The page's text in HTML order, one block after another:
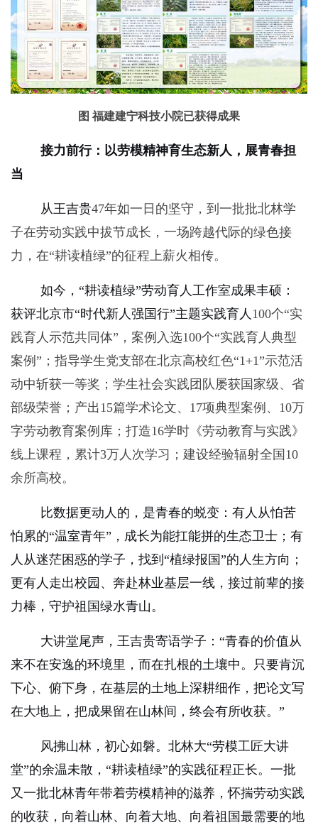
图 福建建宁科技小院已获得成果
接力前行：以劳模精神育生态新人，展青春担
当
从王吉贵47年如一日的坚守，到一批批北林学
子在劳动实践中拔节成长，一场跨越代际的绿色接
力，在“耕读植绿”的征程上薪火相传。
如今，“耕读植绿”劳动育人工作室成果丰硕：
获评北京市“时代新人强国行”主题实践育人 100个“实
践育人示范共同体”，案例入选100个“实践育人典型
案例”；指导学生党支部在北京高校红色“1+1”示范活
动中斩获一等奖；学生社会实践团队屡获国家级、省
部级荣誉；产出15篇学术论文、 17项典型案例、 10万
字劳动教育案例库；打造16学时《劳动教育与实践》
线上课程，累计3万人次学习；建设经验辐射全国 10
余所高校。
比数据更动人的，是青春的蜕变：有人从怕苦
怕累的“温室青年”，成长为能扛能拼的生态卫士；有
人从迷茫困惑的学子，找到“植绿报国”的人生方向；
更有人走出校园、奔赴林业基层一线，接过前辈的接
力棒，守护祖国绿水青山。
大讲堂尾声，王吉贵寄语学子：“青春的价值从
来不在安逸的环境里，而在扎根的土壤中。只要肯沉
下心、俯下身，在基层的土地上深耕细作，把论文写
在大地上，把成果留在山林间，终会有所收获。”
风拂山林，初心如磐。北林大“劳模工匠大讲
堂”的余温未散，“耕读植绿”的实践征程正长。一批
又一批北林青年带着劳模精神的滋养，怀揣劳动实践
的收获，向着山林、向着大地、向着祖国最需要的地